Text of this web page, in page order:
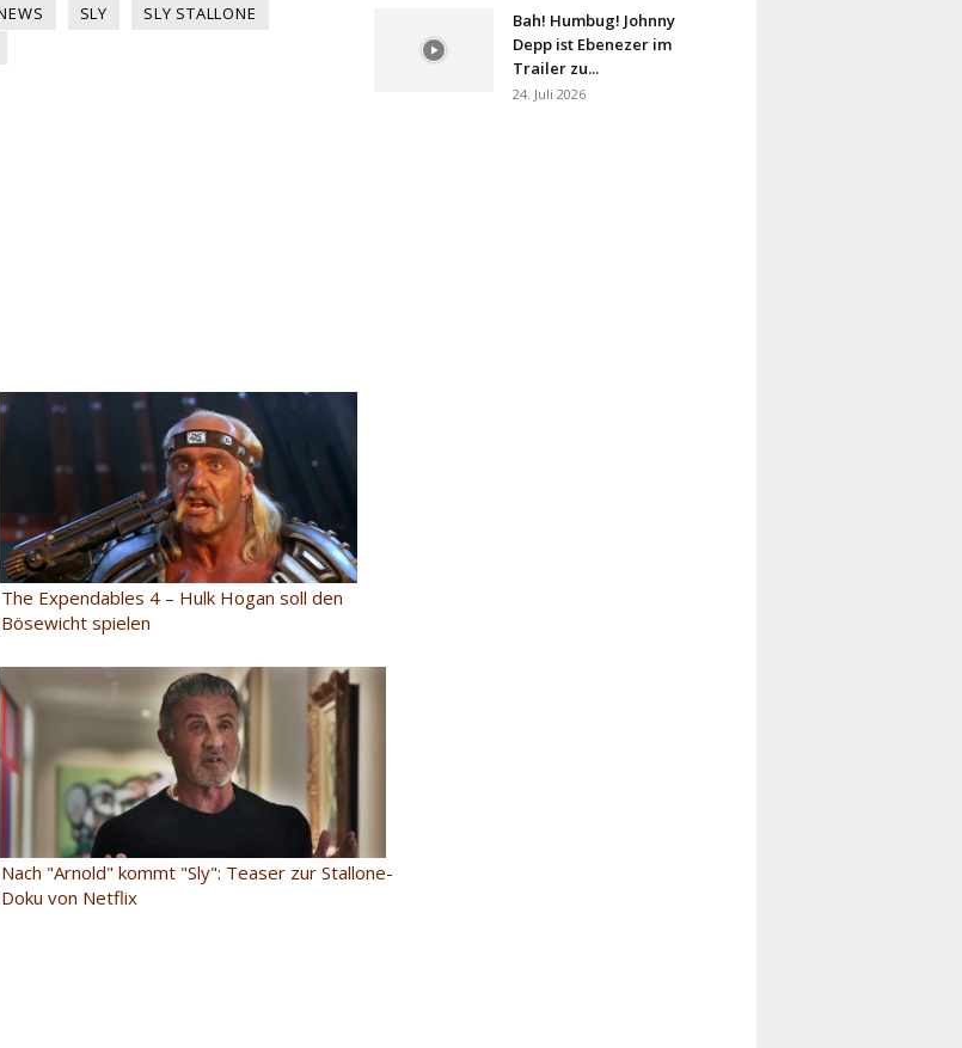
SLY
SLY STALLONE
Bah! Humbug! Johnny
Depp ist Ebenezer im
Trailer zu...
24. Juli 2026
The Expendables 4 – Hulk Hogan soll den
Bösewicht spielen
Nach "Arnold" kommt "Sly": Teaser zur Stallone-
Doku von Netflix